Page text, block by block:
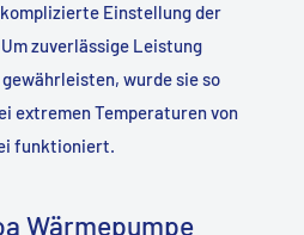
Einstellung der
zuverlässige Leistung
wurde sie so
extremen Temperaturen von
funktioniert.
Wärmepumpe